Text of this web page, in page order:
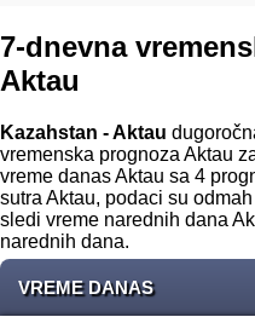
7-dnevna
Aktau
Kazahstan - Aktau
vremenska prognoza Aktau
vreme danas Aktau sa 4
sutra Aktau, podaci su
sledi vreme narednih dana
narednih dana.
VREME DANAS